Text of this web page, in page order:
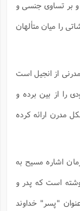
و بر تساوی جنسی و
را میان متألهان
از انجیل است
را از بین برده و
مدرن ارائه کرده
اشاره مسیح به
است که پدر و
"پسر" خداوند